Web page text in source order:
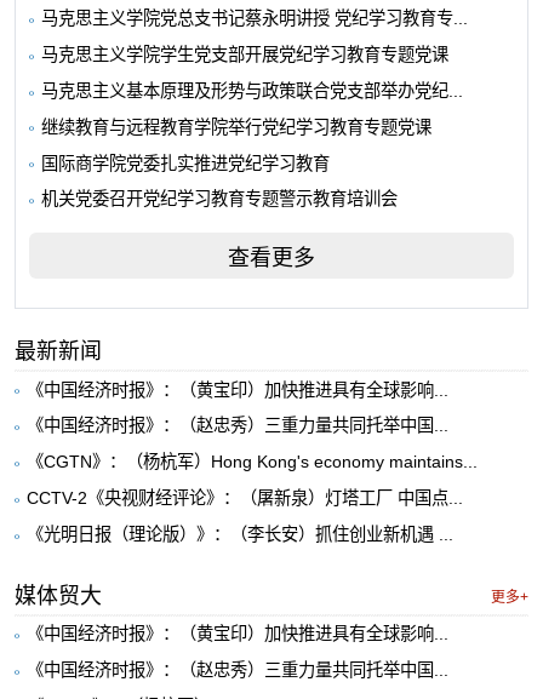
马克思主义学院党总支书记蔡永明讲授 党纪学习教育专...
马克思主义学院学生党支部开展党纪学习教育专题党课
马克思主义基本原理及形势与政策联合党支部举办党纪...
继续教育与远程教育学院举行党纪学习教育专题党课
国际商学院党委扎实推进党纪学习教育
机关党委召开党纪学习教育专题警示教育培训会
查看更多
最新新闻
《中国经济时报》：（黄宝印）加快推进具有全球影响...
《中国经济时报》：（赵忠秀）三重力量共同托举中国...
《CGTN》：（杨杭军）Hong Kong's economy maintains...
CCTV-2《央视财经评论》：（屠新泉）灯塔工厂 中国点...
《光明日报（理论版）》：（李长安）抓住创业新机遇 ...
媒体贸大 更多+
《中国经济时报》：（黄宝印）加快推进具有全球影响...
《中国经济时报》：（赵忠秀）三重力量共同托举中国...